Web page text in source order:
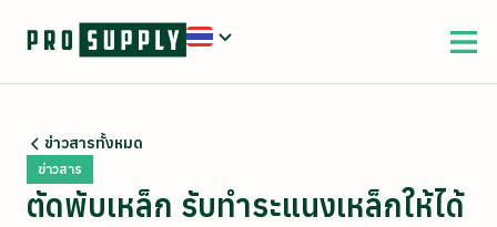
ข่าวสารทั้งหมด
ข่าวสาร
ตัดพับเหล็ก รับทำระแนงเหล็กให้ได้